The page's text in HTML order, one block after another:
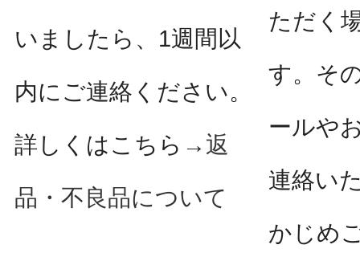
いましたら、1週間以
内にご連絡ください。
詳しくはこちら→ 返
品・不良品について
ただく
す。そ
ールや
連絡い
かじめ